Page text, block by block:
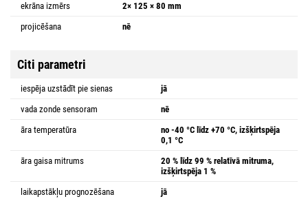
ekrāna izmērs
2× 125 × 80 mm
projicēšana
nē
Citi parametri
iespēja uzstādīt pie sienas
jā
vada zonde sensoram
nē
āra temperatūra
no -40 °C līdz +70 °C, izšķirtspēja
0,1 °C
āra gaisa mitrums
20 % līdz 99 % relatīvā mitruma,
izšķirtspēja 1 %
laikapstākļu prognozēšana
jā